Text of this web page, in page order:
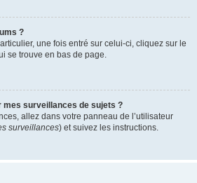
?
une fois entré sur celui-ci, cliquez sur le
se trouve en bas de page.
surveillances de sujets ?
allez dans votre panneau de l’utilisateur
surveillances) et suivez les instructions.